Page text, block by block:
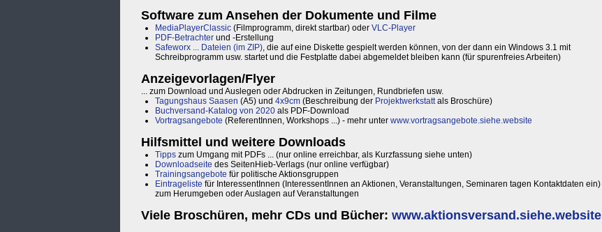
Software zum Ansehen der Dokumente und Filme
MediaPlayerClassic (Filmprogramm, direkt startbar) oder VLC-Player
PDF-Betrachter und -Erstellung
Safeworx ... Dateien (im ZIP), die auf eine Diskette gespielt werden können, von der dann ein Windows 3.1 mit
Schreibprogramm usw. startet und die Festplatte dabei abgemeldet bleiben kann (für spurenfreies Arbeiten)
Anzeigevorlagen/Flyer
... zum Download und Auslegen oder Abdrucken in Zeitungen, Rundbriefen usw.
Tagungshaus Saasen (A5) und 4x9cm (Beschreibung der Projektwerkstattals Broschüre)
Buchversand-Katalog von 2020 als PDF-Download
Vortragsangebote (ReferentInnen, Workshops ...) - mehr unter www.vortragsangebote.siehe.website
Hilfsmittel und weitere Downloads
Tipps zum Umgang mit PDFs ... (nur online erreichbar, als Kurzfassung siehe unten)
Downloadseite des SeitenHieb-Verlags (nur online verfügbar)
Trainingsangebote für politische Aktionsgruppen
Eintrageliste für InteressentInnen (InteressentInnen an Aktionen, Veranstaltungen, Seminaren tagen Kontaktdaten ein)
zum Herumgeben oder Auslagen auf Veranstaltungen
Viele Broschüren, mehr CDs und Bücher: www.aktionsversand.siehe.website